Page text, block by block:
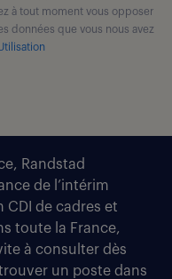
à tout moment vous opposer
données que vous nous avez
Randstad
de l’intérim
de cadres et
toute la France,
à consulter dès
un poste dans